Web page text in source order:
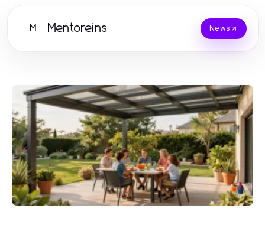
M Mentoreins News